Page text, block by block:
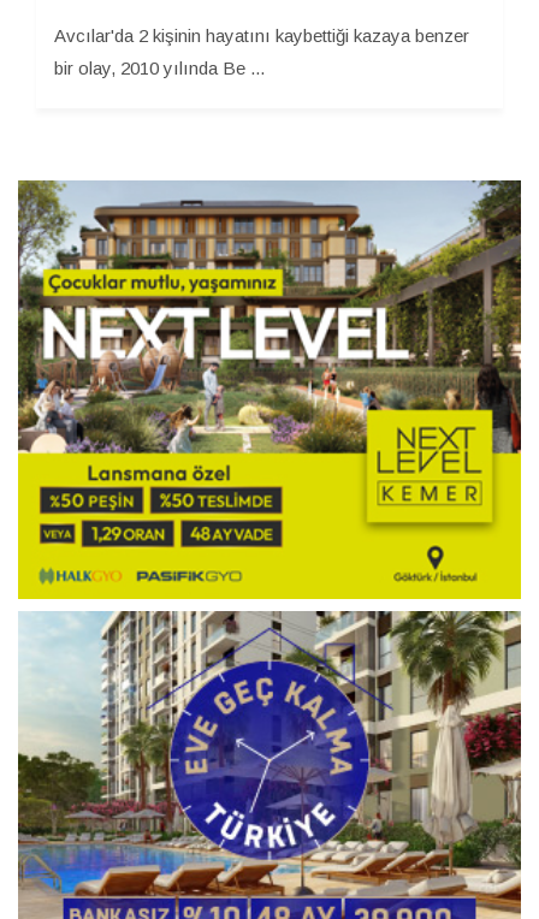
Avcılar'da 2 kişinin hayatını kaybettiği kazaya benzer
bir olay, 2010 yılında Be ...